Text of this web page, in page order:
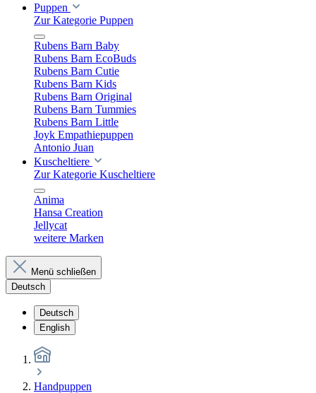
Puppen
Zur Kategorie Puppen
Rubens Barn Baby
Rubens Barn EcoBuds
Rubens Barn Cutie
Rubens Barn Kids
Rubens Barn Original
Rubens Barn Tummies
Rubens Barn Little
Joyk Empathiepuppen
Antonio Juan
Kuscheltiere
Zur Kategorie Kuscheltiere
Anima
Hansa Creation
Jellycat
weitere Marken
Menü schließen
Deutsch
Deutsch
English
Handpuppen